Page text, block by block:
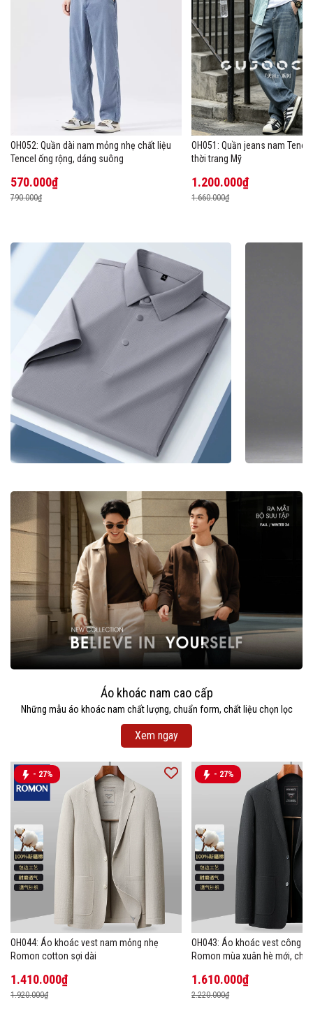
OH052: Quần dài nam mỏng nhẹ chất liệu
Tencel ống rộng, dáng suông
570.000₫
790.000₫
OH051: Quần jeans nam
thời trang Mỹ
1.200.000₫
1.660.000₫
Áo khoác nam cao cấp
Những mẫu áo khoác nam chất lượng, chuẩn form, chất liệu chọn lọc
Xem ngay
- 27%
OH044: Áo khoác vest nam mỏng nhẹ
Romon cotton sợi dài
1.410.000₫
1.920.000₫
- 27%
OH043: Áo khoác vest công
Romon mùa xuân hè mới,
1.610.000₫
2.220.000₫